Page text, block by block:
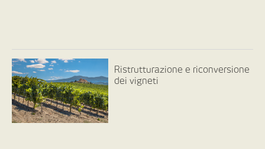
Ristrutturazione e riconversione
dei vigneti